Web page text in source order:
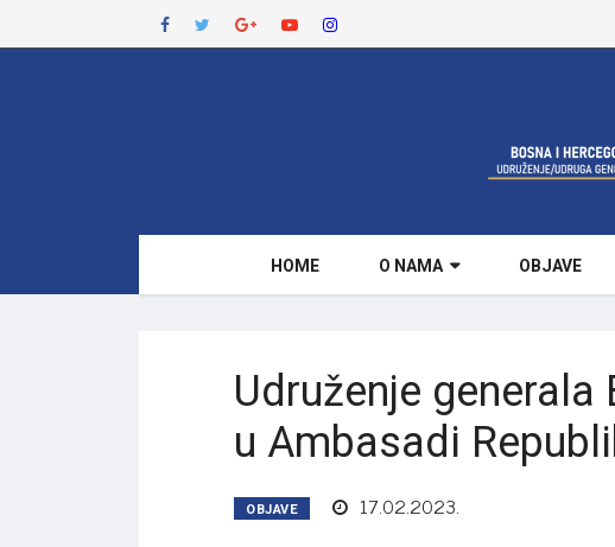
HOME O NAMA OBJAVE
Udruženje
u Ambasadi
OBJAVE 17.02.2023.